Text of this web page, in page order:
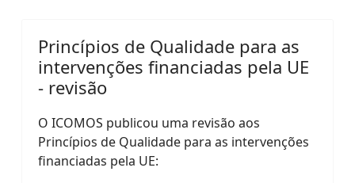
Princípios de Qualidade para as
intervenções financiadas pela UE
- revisão
O ICOMOS publicou uma revisão aos
Princípios de Qualidade para as intervenções
financiadas pela UE: